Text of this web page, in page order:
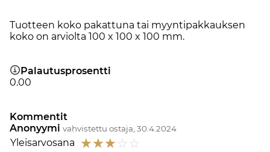
Tuotteen koko pakattuna tai myyntipakkauksen
koko on arviolta 100 x 100 x 100 mm.
Palautusprosentti
0.00
Kommentit
Anonyymi vahvistettu ostaja, 30.4.2024
Yleisarvosana ☆☆☆☆ ☆